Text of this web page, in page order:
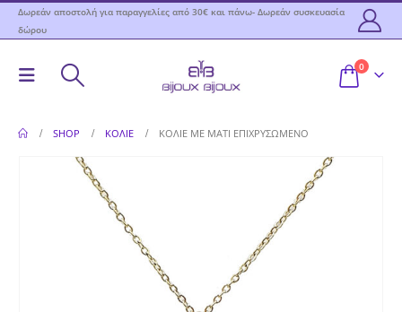
Δωρεάν αποστολή για παραγγελίες από 30€ και πάνω- Δωρεάν συσκευασία
δώρου
0
SHOP ΚΟΛΙΈ ΚΟΛΙΈ ΜΕ ΜΆΤΙ ΕΠΙΧΡΥΣΩΜΈΝΟ